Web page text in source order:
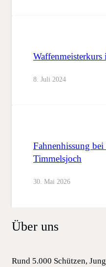
Waffenmeisterkurs
8. Juli 2024
Fahnenhissung
Timmelsjoch
30. Mai 2026
Über uns
Rund 5.000 Schützen,